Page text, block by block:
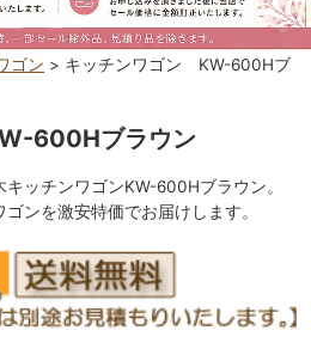
ゴン > キッチンワゴン KW-600Hブ
600Hブラウン
ッチンワゴンKW-600Hブラウン。
ンを激安特価でお届けします。